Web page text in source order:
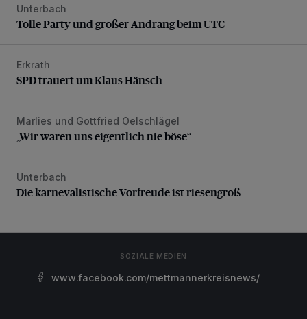
Tolle Party und großer Andrang beim UTC
Unterbach
Tolle Party und großer Andrang beim UTC
SPD trauert um Klaus Hänsch
Erkrath
SPD trauert um Klaus Hänsch
„Wir waren uns eigentlich nie böse“
Marlies und Gottfried Oelschlägel
„Wir waren uns eigentlich nie böse“
Die karnevalistische Vorfreude ist riesengroß
Unterbach
Die karnevalistische Vorfreude ist riesengroß
SOZIALE MEDIEN
www.facebook.com/mettmannerkreisnews/